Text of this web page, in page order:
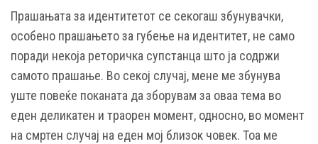
Прашањата за идентитетот се секогаш збунувачки,
особено прашањето за губење на идентитет, не само
поради некоја реторичка супстанца што ја содржи
самото прашање. Во секој случај, мене ме збунува
уште повеќе поканата да зборувам за оваа тема во
еден деликатен и траорен момент, односно, во момент
на смртен случај на еден мој близок човек. Тоа ме